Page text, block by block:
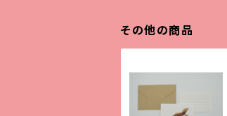
その他の商品